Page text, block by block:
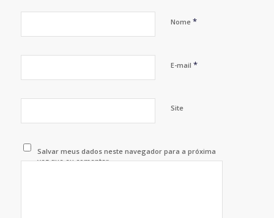
Nome *
E-mail *
Site
Salvar meus dados neste navegador para a próxima
vez que eu comentar.